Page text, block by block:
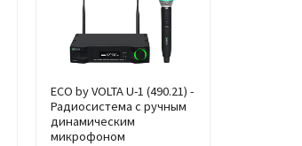
ECO by VOLTA U-1 (490.21) -
Радиосистема с ручным
динамическим
микрофоном